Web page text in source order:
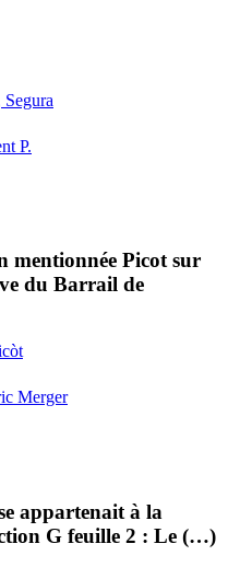
Segura
P.
mentionnée Picot sur
du Barrail de
Merger
appartenait à la
G feuille 2 : Le (…)